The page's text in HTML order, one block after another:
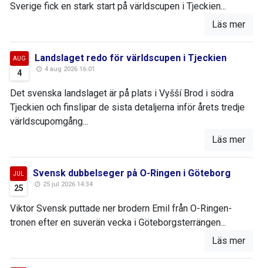
Sverige fick en stark start på världscupen i Tjeckien...
Läs mer
AUG
4
Landslaget redo för världscupen i Tjeckien
4 aug 2026 16:01
Det svenska landslaget är på plats i Vyšší Brod i södra
Tjeckien och finslipar de sista detaljerna inför årets tredje
världscupomgång...
Läs mer
JUL
25
Svensk dubbelseger på O-Ringen i Göteborg
25 jul 2026 14:34
Viktor Svensk puttade ner brodern Emil från O-Ringen-
tronen efter en suverän vecka i Göteborgsterrängen...
Läs mer